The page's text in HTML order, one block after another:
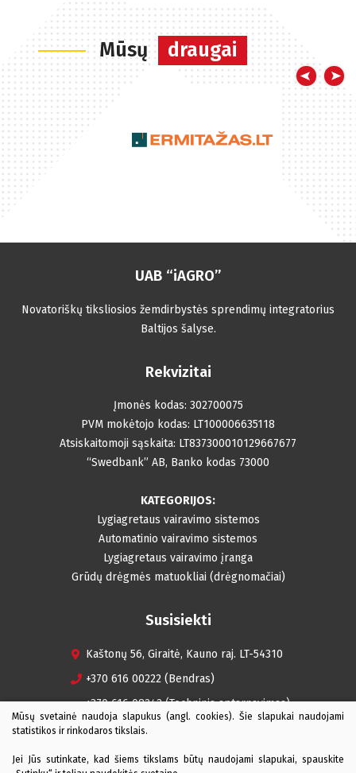
iAgro bendrovė Baltijos šalyse, o taip pat ir Lietuvoje, yra
oficiali Trimble firmos atstovė. Šis įrangos gamintojas yra
vienas iš lyderiaujančių, teikianti puikius tiksliosios
žemdirbystės sprendimus. Trimble įrangos kaina yra maža
palyginti su tuo, kiek žemės ūkio technikos kuro, įvairių
kultūrų sėklų, trąšų bei augalų apsaugos priemonių yra
sutaupoma per metus. Trimble navigacija - geriausias
sprendimas bet kuriam ūkiui, nepriklausomai nuo jo dydžio.
Mūsų draugai
UAB “iAGRO”
Novatoriškų tiksliosios žemdirbystės sprendimų integratorius
Baltijos šalyse.
Rekvizitai
Įmonės kodas: 302700075
PVM mokėtojo kodas: LT100006635118
Atsiskaitomoji sąskaita: LT837300010129667677
“Swedbank” AB, Banko kodas 73000
KATEGORIJOS:
Lygiagretaus vairavimo sistemos
Automatinio vairavimo sistemos
Lygiagretaus vairavimo įranga
Grūdų drėgmės matuokliai (drėgnomačiai)
Susisiekti
Kaštonų 56, Giraitė, Kauno raj. LT-54310
+370 616 00222 (Bendras)
+370 616 08242 (Techninis aptarnavimas)
+370 655 50155 (Techninis aptarnavimas)
Mūsų svetainė naudoja slapukus (angl. cookies). Šie slapukai naudojami
statistikos ir rinkodaros tikslais.
Jei Jūs sutinkate, kad šiems tikslams būtų naudojami slapukai, spauskite